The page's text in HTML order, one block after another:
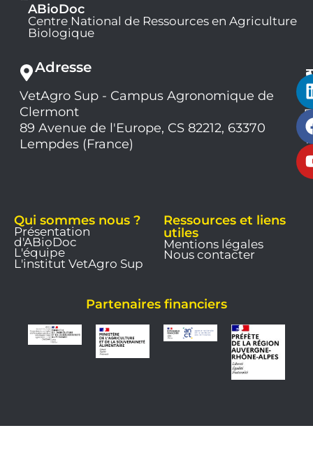
ABioDoc
Centre National de Ressources en Agriculture
Biologique
Adresse
VetAgro Sup - Campus Agronomique de
Clermont
89 Avenue de l'Europe, CS 82212, 63370
Lempdes (France)
Qui sommes nous ?
Présentation
d'ABioDoc
L'équipe
L'institut VetAgro Sup
Ressources et liens
utiles
Mentions légales
Nous contacter
Partenaires financiers